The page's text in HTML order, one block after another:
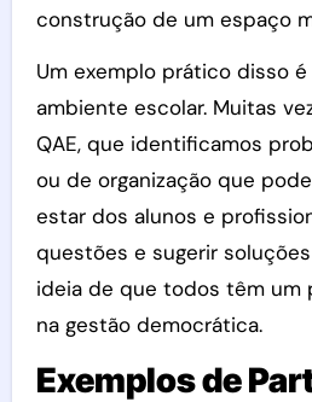
construção de um espaço
Um exemplo prático disso
ambiente escolar. Muitas
QAE, que identificamos
ou de organização que
estar dos alunos e
questões e sugerir
ideia de que todos têm um
na gestão democrática.
Exemplos de